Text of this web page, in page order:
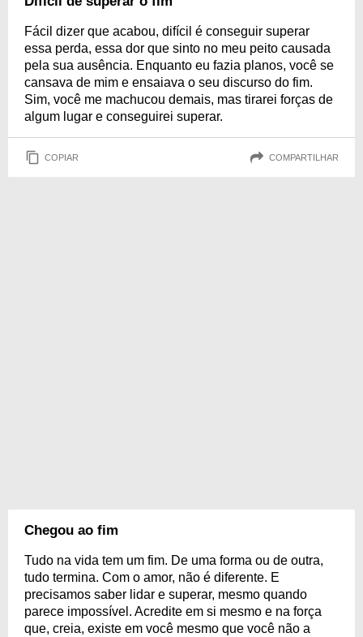
Fácil dizer que acabou, difícil é conseguir superar
essa perda, essa dor que sinto no meu peito causada
pela sua ausência. Enquanto eu fazia planos, você se
cansava de mim e ensaiava o seu discurso do fim.
Sim, você me machucou demais, mas tirarei forças de
algum lugar e conseguirei superar.
COPIAR COMPARTILHAR
Chegou ao fim
Tudo na vida tem um fim. De uma forma ou de outra,
tudo termina. Com o amor, não é diferente. E
precisamos saber lidar e superar, mesmo quando
parece impossível. Acredite em si mesmo e na força
que, creia, existe em você mesmo que você não a